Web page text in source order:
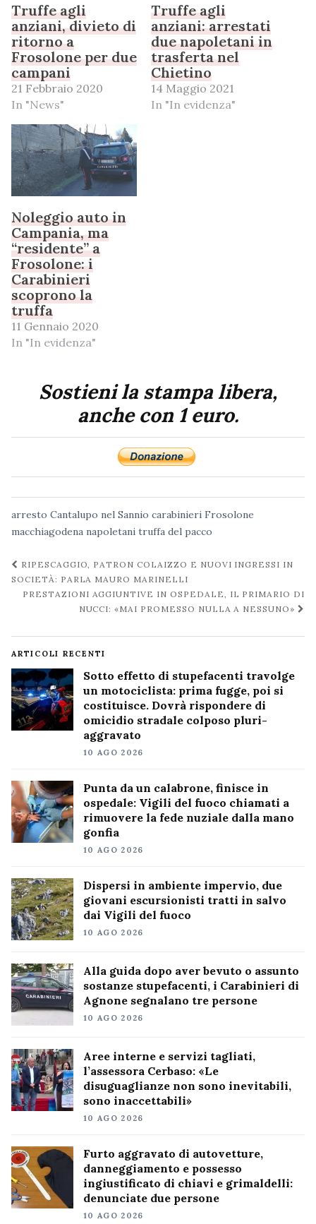
Truffe agli
anziani, divieto di
ritorno a
Frosolone per due
campani
21 Febbraio 2020
In "News"
Truffe agli
anziani: arrestati
due napoletani in
trasferta nel
Chietino
14 Maggio 2021
In "In evidenza"
Noleggio auto in
Campania, ma
“residente” a
Frosolone: i
Carabinieri
scoprono la
truffa
11 Gennaio 2020
In "In evidenza"
Sostieni la stampa libera,
anche con 1 euro.
arresto Cantalupo nel Sannio carabinieri Frosolone
macchiagodena napoletani truffa del pacco
Navigazione
post
RIPESCAGGIO, PATRON COLAIZZO E NUOVI INGRESSI IN
SOCIETÀ: PARLA MAURO MARINELLI
PRESTAZIONI AGGIUNTIVE IN OSPEDALE, IL PRIMARIO DI
NUCCI: «MAI PROMESSO NULLA A NESSUNO»
ARTICOLI RECENTI
Sotto effetto di stupefacenti travolge
un motociclista: prima fugge, poi si
costituisce. Dovrà rispondere di
omicidio stradale colposo pluri-
aggravato
10 AGO 2026
Punta da un calabrone, finisce in
ospedale: Vigili del fuoco chiamati a
rimuovere la fede nuziale dalla mano
gonfia
10 AGO 2026
Dispersi in ambiente impervio, due
giovani escursionisti tratti in salvo
dai Vigili del fuoco
10 AGO 2026
Alla guida dopo aver bevuto o assunto
sostanze stupefacenti, i Carabinieri di
Agnone segnalano tre persone
10 AGO 2026
Aree interne e servizi tagliati,
l’assessora Cerbaso: «Le
disuguaglianze non sono inevitabili,
sono inaccettabili»
10 AGO 2026
Furto aggravato di autovetture,
danneggiamento e possesso
ingiustificato di chiavi e grimaldelli:
denunciate due persone
10 AGO 2026